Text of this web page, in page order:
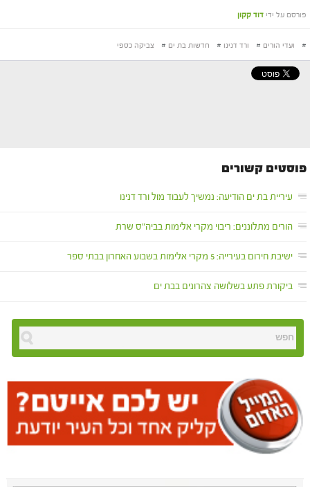
פורסם על ידי דוד קקון
# ועדי הורים # ורד דנינו # חדשות בת ים # צביקה כספי
פוסטים קשורים
עיריית בת ים הודיעה: נמשיך לעבוד מול ורד דנינו
הורים מתלוננים: ריבוי מקרי אלימות בביה"ס שרת
ישיבת חירום בעירייה: 5 מקרי אלימות בשבוע האחרון בבתי ספר
ביקורת פתע בשלושה צהרונים בבת ים